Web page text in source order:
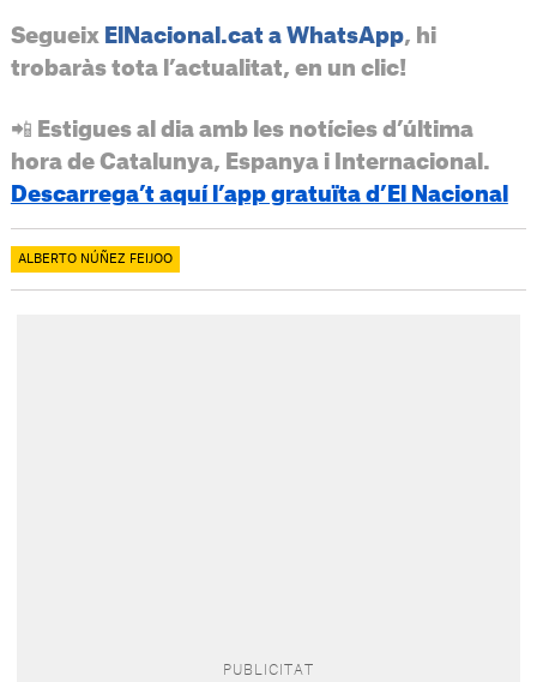
Segueix ElNacional.cat a WhatsApp, hi
trobaràs tota l’actualitat, en un clic!
📲 Estigues al dia amb les notícies d’última
hora de Catalunya, Espanya i Internacional.
Descarrega’t aquí l’app gratuïta d’El Nacional
ALBERTO NÚÑEZ FEIJOO